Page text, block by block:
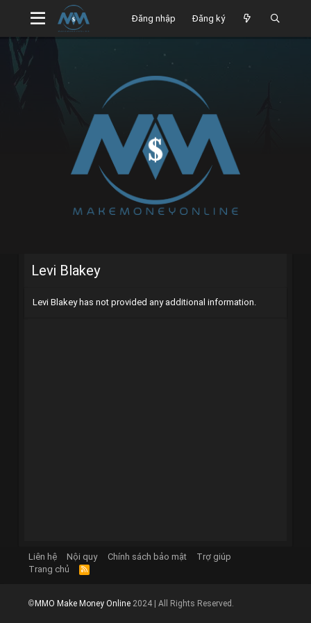
Đăng nhập Đăng ký
Levi Blakey
Levi Blakey has not provided any additional information.
Liên hệ Nội quy Chính sách bảo mật
Trợ giúp
Trang chủ
R
S
© MMO Make Money Online 2024 | All Rights Reserved.